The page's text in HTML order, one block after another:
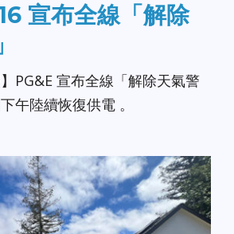
宣布全線「解除
】PG&E 宣布全線「解除天氣警
午陸續恢復供電 。